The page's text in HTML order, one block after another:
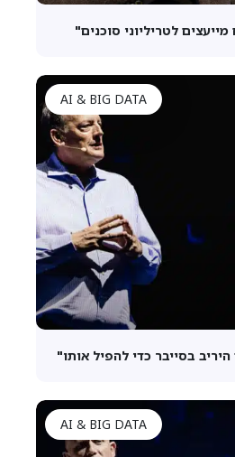
AI & BIG DATA
בסייבר כדי להפיל אותו"
AI & BIG DATA